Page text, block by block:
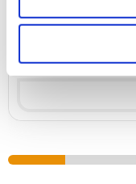
Kompakt fäste i